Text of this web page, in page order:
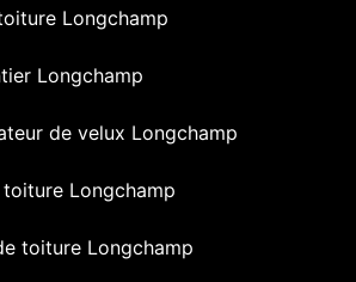
Longchamp
Longchamp
de velux Longchamp
toiture Longchamp
toiture Longchamp